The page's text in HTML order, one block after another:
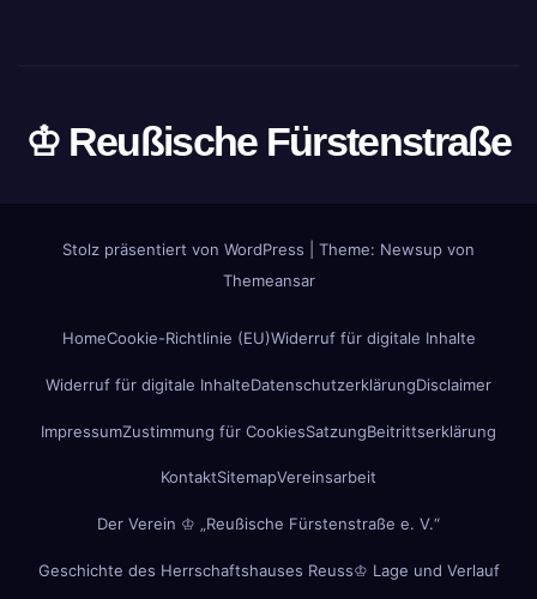
♔ Reußische Fürstenstraße
Stolz präsentiert von WordPress
Theme: Newsup von
Themeansar
HomeCookie-Richtlinie (EU)Widerruf für digitale Inhalte
Widerruf für digitale InhalteDatenschutzerklärungDisclaimer
ImpressumZustimmung für CookiesSatzungBeitrittserklärung
KontaktSitemapVereinsarbeit
Der Verein ♔ „Reußische Fürstenstraße e. V.“
Geschichte des Herrschaftshauses Reuss♔ Lage und Verlauf